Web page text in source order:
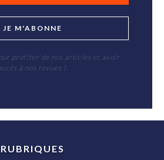
JE M'ABONNE
profiter de nos articles et avoir
à nos revues !
RUBRIQUES